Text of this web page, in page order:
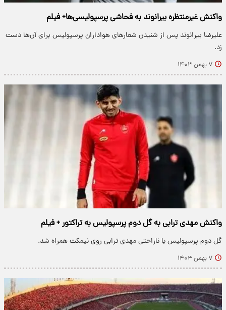
واکنش غیرمنتظره بیرانوند به فحاشی پرسپولیسی‌ها+ فیلم
علیرضا بیرانوند پس از شنیدن شعارهای هواداران پرسپولیس برای آن‌ها دست
زد.
۷ بهمن ۱۴۰۳
واکنش مهدی ترابی به گل دوم پرسپولیس به تراکتور + فیلم
گل دوم پرسپولیس با ناراحتی مهدی ترابی روی نیمکت همراه شد.
۷ بهمن ۱۴۰۳